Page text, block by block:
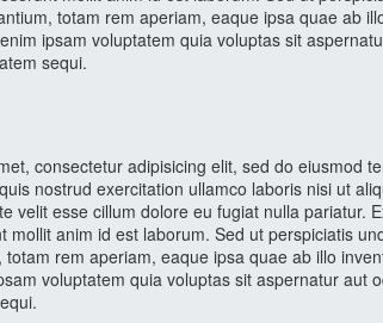
totam rem aperiam, eaque ipsa quae ab
ipsam voluptatem quia voluptas sit
sequi.
consectetur adipisicing elit, sed do eiusmod
nostrud exercitation ullamco laboris nisi ut
velit esse cillum dolore eu fugiat nulla pariatur.
mollit anim id est laborum. Sed ut perspiciatis
rem aperiam, eaque ipsa quae ab illo
voluptatem quia voluptas sit aspernatur aut